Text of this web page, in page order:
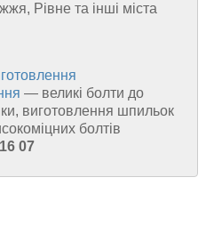
Рівне та інші міста
— великі болти до
виготовлення шпильок
болтів
07